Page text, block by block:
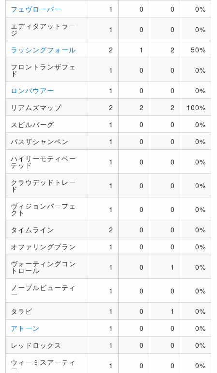
フェヴローバー 1 0 0
0%
エディタアットラー
ジ 1 0 0 0%
ラッシングフォール 2 1 2
50%
フロントランザフェ
ド 1 0 0 0%
ロンバウアー 1 0 0
0%
リアムズマップ
2 2 2
100%
スピルバーグ
1 0 0
0%
パスザシャンペン
1 0 0
0%
ハイリーモティベー
テッド 1 0 0 0%
クラウデッドトレー
ド 1 0 0 0%
ヴィジョンパーフェ
クト 1 0 0 0%
タイムライン 2 0 0
0%
オファリングプラン
1 0 0
0%
ヴォーティングコン
トロール 1 0 1 0%
ノーブルビューティ
ー 1 0 0 0%
タラビ 1 0 1
0%
アトーン
1 0 0
0%
レッドロックス
1 0 0
0%
ウィーミスアーティ
ー 1 0 0 0%